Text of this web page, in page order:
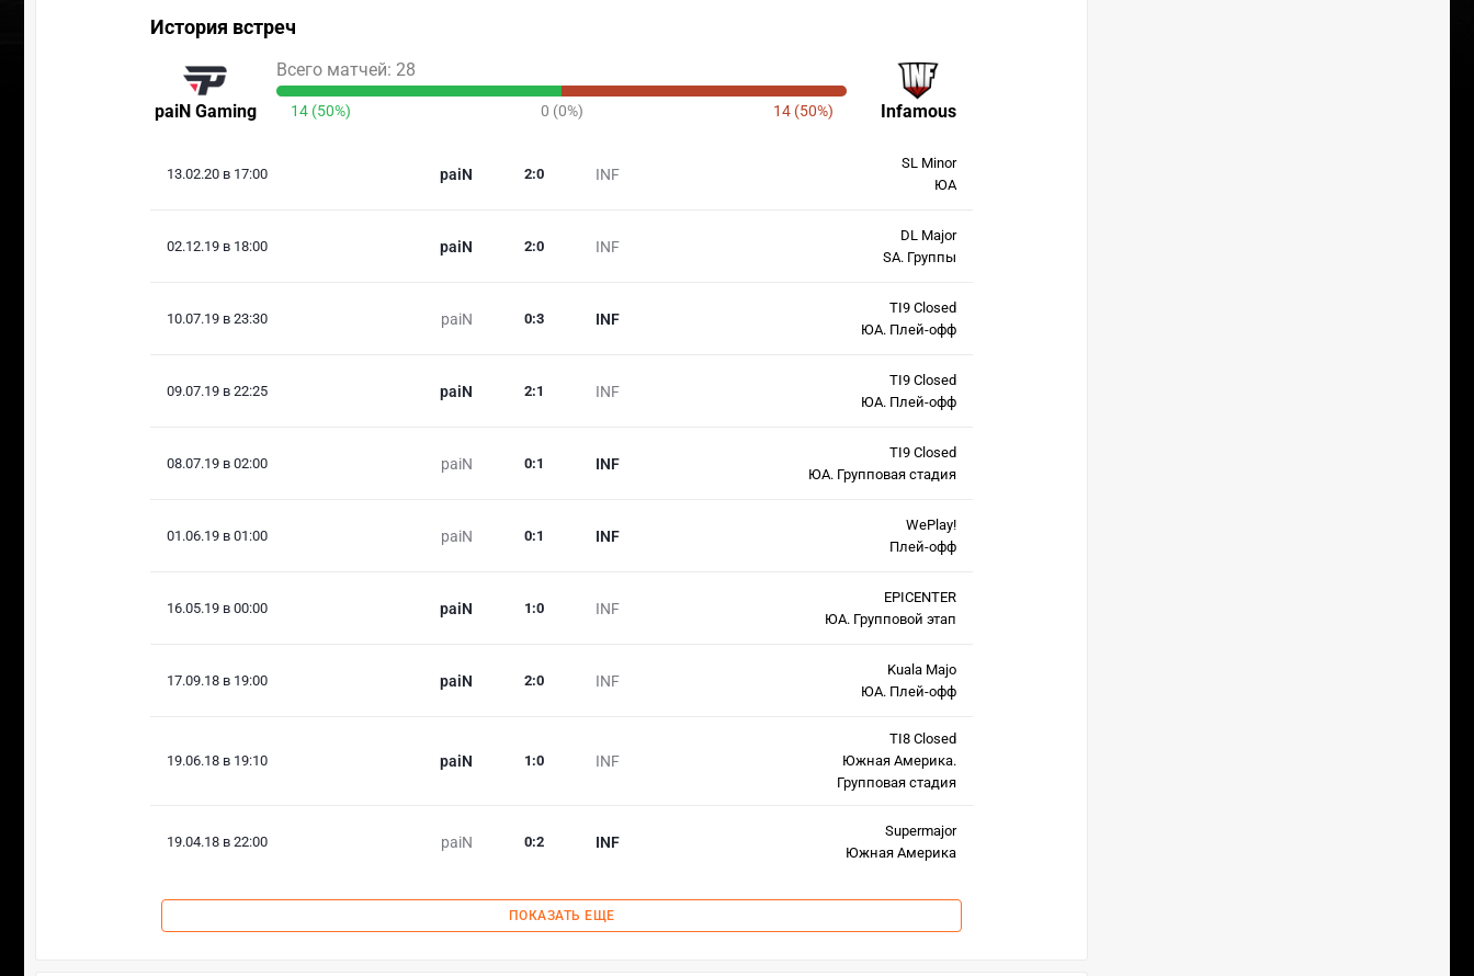
История встреч
paiN Gaming Infamous
Всего матчей: 28
14 (50%) 0 (0%) 14 (50%)
13.02.20 в 17:00 paiN INF
2:0
SL Minor
ЮА
02.12.19 в 18:00 paiN INF
2:0
DL Major
SA. Группы
10.07.19 в 23:30 paiN INF
0:3
TI9 Closed
ЮА. Плей-офф
09.07.19 в 22:25 paiN INF
2:1
TI9 Closed
ЮА. Плей-офф
08.07.19 в 02:00 paiN INF
0:1
TI9 Closed
ЮА. Групповая стадия
01.06.19 в 01:00 paiN INF
0:1
WePlay!
Плей-офф
16.05.19 в 00:00 paiN INF
1 :0
EPICENTER
ЮА. Групповой этап
17.09.18 в 19:00 paiN INF
2:0
Kuala Majo
ЮА. Плей-офф
19.06.18 в 19:10 paiN INF
1 :0
TI8 Closed
Южная Америка.
Групповая стадия
19.04.18 в 22:00 paiN INF
0:2
Supermajor
Южная Америка
ПОКАЗАТЬ ЕЩЕ